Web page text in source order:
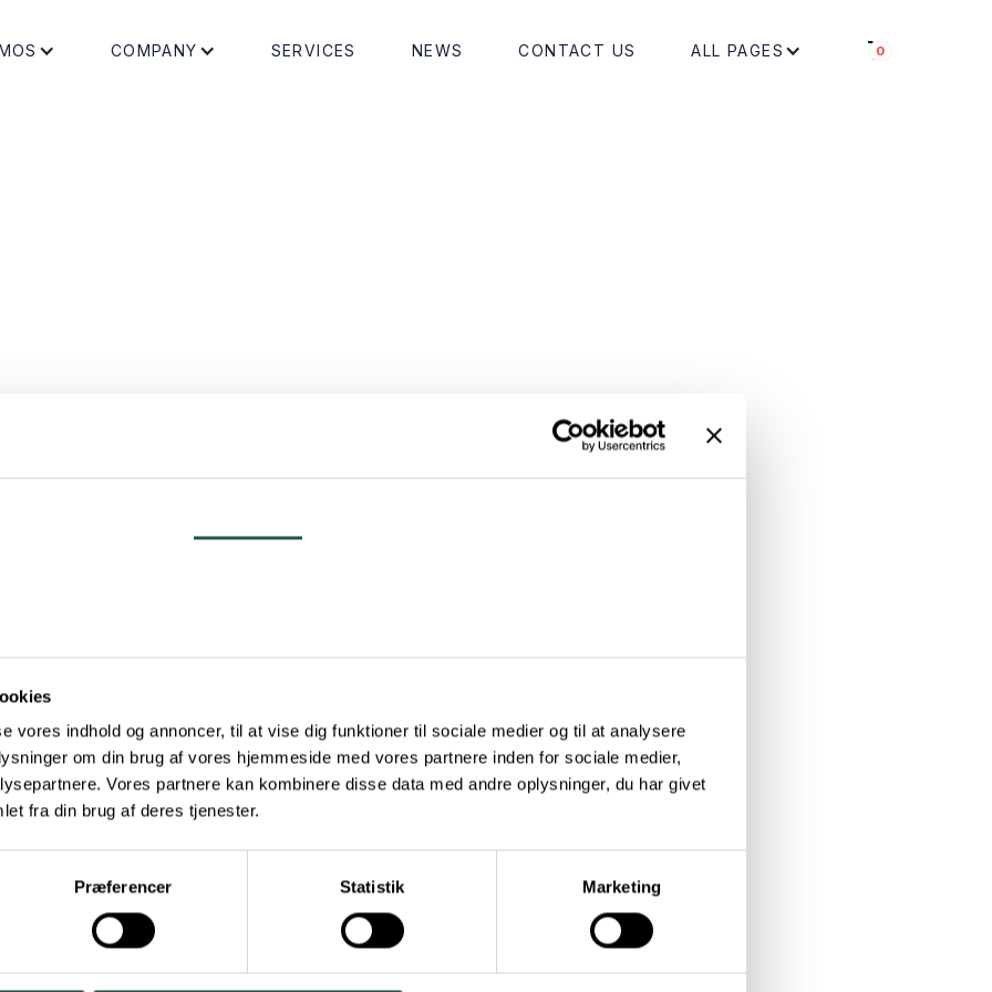
vores indhold og annoncer, til at vise dig funktioner til sociale medier og til at analysere
om din brug af vores hjemmeside med vores partnere inden for sociale medier,
Vores partnere kan kombinere disse data med andre oplysninger, du har givet
fra din brug af deres tjenester.
Præferencer Statistik Marketing
COMPANY SERVICES NEWS CONTACT US ALL PAGES 0